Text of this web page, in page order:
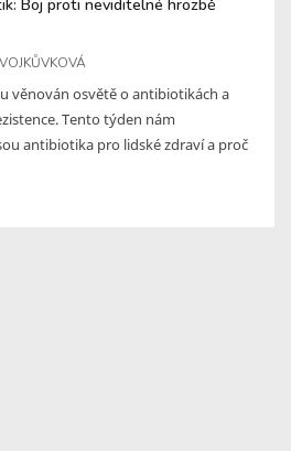
věnován osvětě o antibiotikách a
Tento týden nám
antibiotika pro lidské zdraví a proč